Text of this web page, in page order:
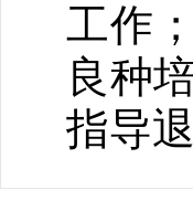
工作
良种
指导